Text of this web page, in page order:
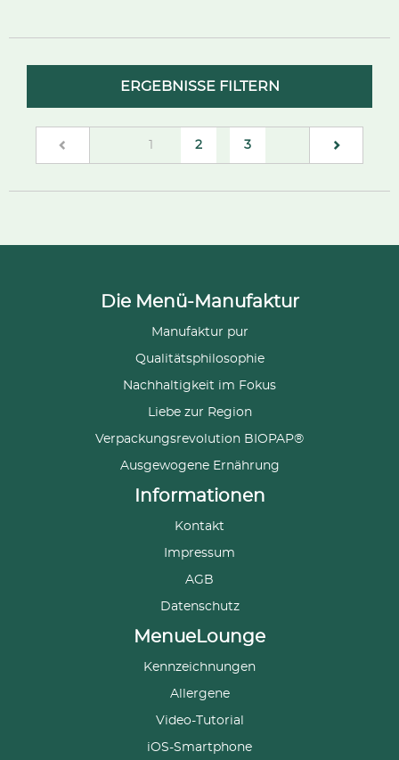
ERGEBNISSE FILTERN
(current)
2 3
Die Menü-Manufaktur
Manufaktur pur
Qualitätsphilosophie
Nachhaltigkeit im Fokus
Liebe zur Region
Verpackungsrevolution BIOPAP®
Ausgewogene Ernährung
Informationen
Kontakt
Impressum
AGB
Datenschutz
MenueLounge
Kennzeichnungen
Allergene
Video-Tutorial
iOS-Smartphone